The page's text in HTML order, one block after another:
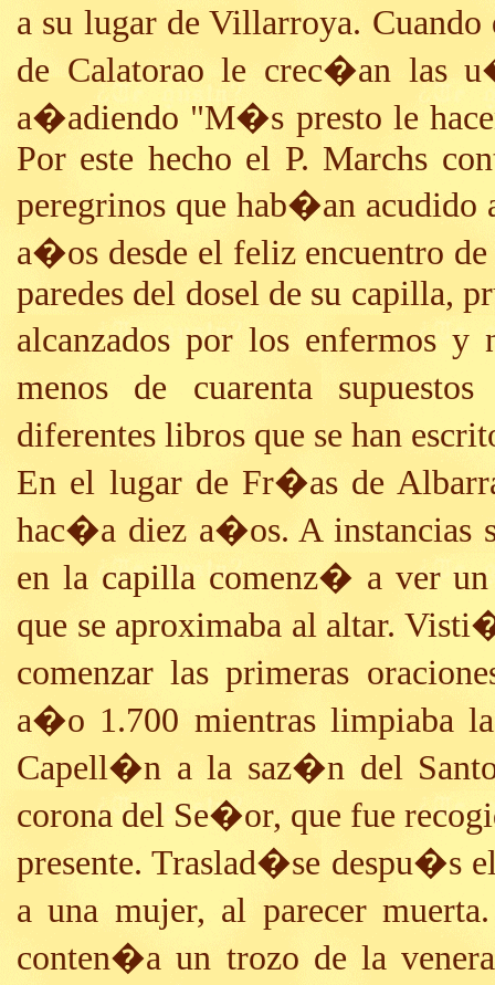
a su lugar de Villarroya.
de Calatorao le crec�an las
a�adiendo "M�s presto le
Por este hecho el P. Marchs
peregrinos que hab�an
a�os desde el feliz encuentro
paredes del dosel de su capilla,
alcanzados por los enfermos y
menos de cuarenta
diferentes libros que se han
En el lugar de Fr�as de
hac�a diez a�os. A instancias
en la capilla comenz� a ver
que se aproximaba al altar.
comenzar las primeras
a�o 1.700 mientras limpiaba
Capell�n a la saz�n del Santo
corona del Se�or, que fue
presente. Traslad�se despu�s
a una mujer, al parecer
conten�a un trozo de la